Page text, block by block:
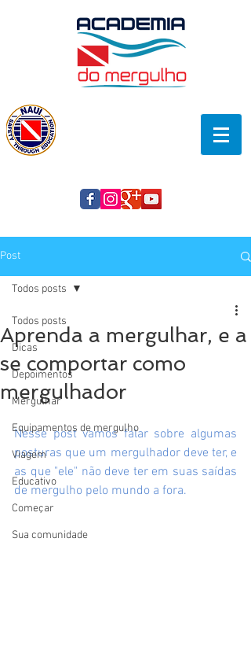
Post
Todos posts
Dicas
Depoimentos
Mergulhar
Equipamentos de mergulho
Viagem
Educativo
Começar
Sua comunidade
Todos posts
Aprenda a mergulhar, e a
se comportar como
mergulhador
Nesse post vamos falar sobre algumas
posturas que um mergulhador deve ter, e
as que "ele" não deve ter em suas saídas
de mergulho pelo mundo a fora.